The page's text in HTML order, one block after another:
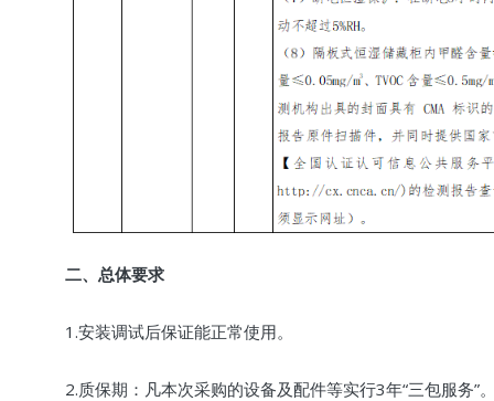
二、 总体要求
1.安装调试后保证能正常使用。
2.质保期：凡本次采购的设备及配件等实行3年“三包服务”